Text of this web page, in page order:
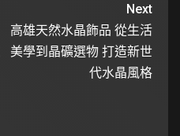
Next
高雄天然水晶飾品 從生活
美學到晶礦選物 打造新世
代水晶風格